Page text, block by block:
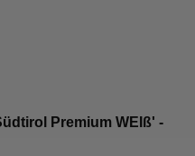
Premium WEIß' -